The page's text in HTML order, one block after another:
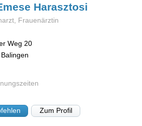
Harasztosi
Frauenärztin
Weg 20
Balingen
Zum Profil